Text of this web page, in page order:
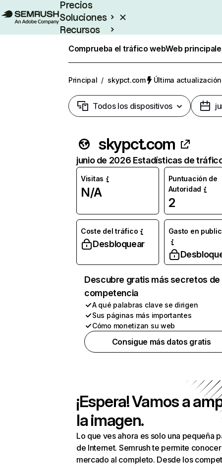
Precios
Soluciones
Recursos
Comprueba el tráfico webWeb
Principal / skypct.com Última
Todos los dispositivos
skypct.com
junio de 2026 Estadísticas de
Visitas
N/A
Puntuación de
Autoridad
2
Coste del tráfico
Desbloquear
Gasto en
Descubre gratis más secretos de
competencia
A qué palabras clave se dirigen
Sus páginas más importantes
Cómo monetizan su web
Consigue más datos gratis
¡Espera! Vamos a
la imagen.
Lo que ves ahora es solo una pequeña
de Internet. Semrush te permite
mercado al completo. Desde los